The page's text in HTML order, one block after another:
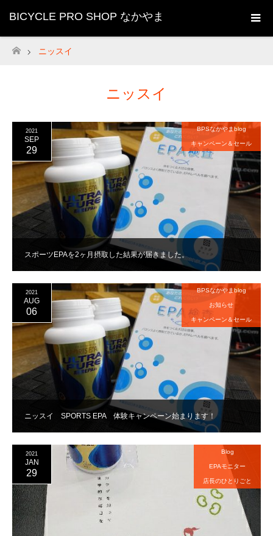
BICYCLE PRO SHOP なかやま
ホーム
ニッスイ
ニッスイ
スポーツEPAを2ヶ月摂取した結果が届きました。
2021
SEP
29
BPSなかやまblog
キャンペーン＆セール
ニッスイ SPORTS EPA 体験キャンペーン始まります！
2021
AUG
06
BPSなかやまblog
お知らせ
キャンペーン＆セール
2021
JAN
29
Blog
EPAモニター
店長のひとりごと